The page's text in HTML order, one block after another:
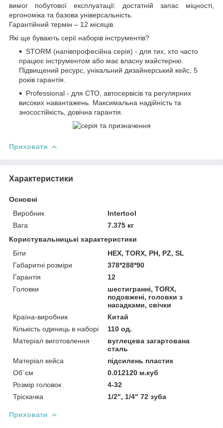
вимог побутової експлуатації: достатній запас міцності,
ергономіка та базова універсальність.
Гарантійний термін – 12 місяців.
Які ще бувають серії наборів інструментів?
STORM (напівпрофесійна серія) - для тих, хто часто
працює інструментом або має власну майстерню.
Підвищений ресурс, унікальний дизайнерський кейс, 5
років гарантія.
Professional - для СТО, автосервісів та регулярних
високих навантажень. Максимальна надійність та
зносостійкість, довічна гарантія.
Приховати
Характеристики
Основні
Виробник
Intertool
Вага
7.375 кг
Користувальницькі характеристики
Біти
HEX, TORX, PH, PZ, SL
Габаритні розміри
378*288*90
Гарантія
12
Головки
шестигранні, TORX,
подовжені, головки з
насадками, свічки
Країна-виробник
Китай
Кількість одиниць в наборі
110 од.
Матеріал виготовлення
вуглецева загартована
сталь
Матеріал кейса
підсилень пластик
Об`єм
0.012120 м.куб
Розмір головок
4-32
Тріскачка
1/2", 1/4" 72 зуба
Приховати